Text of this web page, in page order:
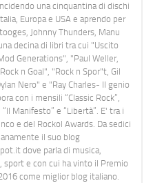
una cinquantina di dischi
Europa e USA e aprendo per
Johnny Thunders, Manu
decina di libri tra cui "Uscito
Generations", "Paul Weller,
n Goal", "Rock n Spor"t, Gil
Nero" e "Ray Charles- Il genio
con i mensili “Classic Rock”,
Manifesto” e “Libertà”. E' tra i
e del Rockol Awards. Da sedici
il suo blog
dove parla di musica,
sport e con cui ha vinto il Premio
come miglior blog italiano.